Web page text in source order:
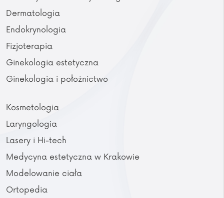
Dermatologia
Endokrynologia
Fizjoterapia
Ginekologia estetyczna
Ginekologia i położnictwo
Kosmetologia
Laryngologia
Lasery i Hi-tech
Medycyna estetyczna w Krakowie
Modelowanie ciała
Ortopedia